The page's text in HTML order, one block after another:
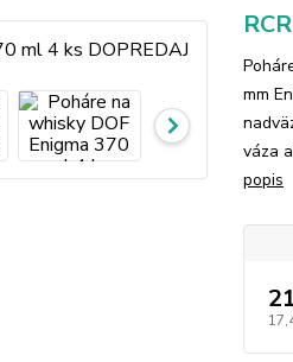
RCR
mm
váza
popis